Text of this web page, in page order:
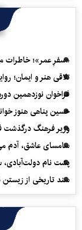
«سفرِ عمر»؛ خاطرات
تلاقی هنر و ایمان؛
فراخوان نوزدهمین
حسین پناهی هنوز
وزیر فرهنگ
سامسای عاشق، آدم
پشت نام
سند تاریخی از